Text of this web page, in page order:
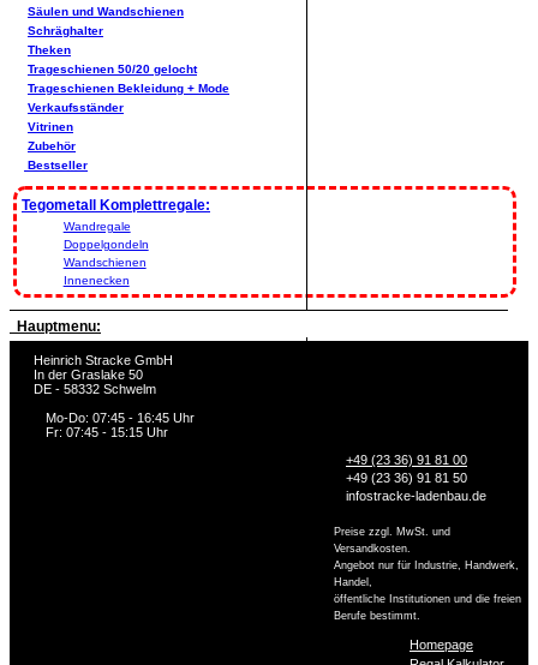
Säulen und Wandschienen
Schräghalter
Theken
Trageschienen 50/20 gelocht
Trageschienen Bekleidung + Mode
Verkaufsständer
Vitrinen
Zubehör
Bestseller
Tegometall Komplettregale:
Wandregale
Doppelgondeln
Wandschienen
Innenecken
Hauptmenu:
Heinrich Stracke GmbH
In der Graslake 50
DE - 58332 Schwelm
Mo-Do: 07:45 - 16:45 Uhr
Fr: 07:45 - 15:15 Uhr
+49 (23 36) 91 81 00
+49 (23 36) 91 81 50
infostracke-ladenbau.de
Preise zzgl. MwSt. und
Versandkosten.
Angebot nur für Industrie, Handwerk,
Handel,
öffentliche Institutionen und die freien
Berufe bestimmt.
Homepage